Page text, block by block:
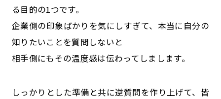
る目的の1つです。
企業側の印象ばかりを気にしすぎて、本当に自分の
知りたいことを質問しないと
相手側にもその温度感は伝わってしまします。
しっかりとした準備と共に逆質問を作り上げて、皆